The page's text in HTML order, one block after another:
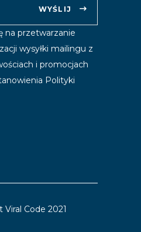
WYŚLIJ
na przetwarzanie
wysyłki mailingu z
i promocjach
Polityki
Code 2021